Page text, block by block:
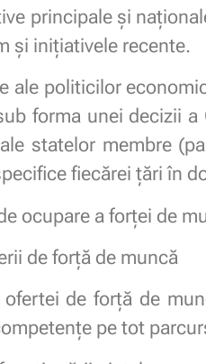
principale și
și inițiativele recente.
ale politicilor
forma unei decizii
statelor membre
fiecărei țări în
ocupare a forței de
de forță de muncă
de forță de
pe tot